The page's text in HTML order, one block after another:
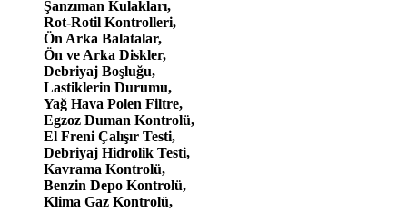
Şanzıman Kulakları,
Rot-Rotil Kontrolleri,
Ön Arka Balatalar,
Ön ve Arka Diskler,
Debriyaj Boşluğu,
Lastiklerin Durumu,
Yağ Hava Polen Filtre,
Egzoz Duman Kontrolü,
El Freni Çalışır Testi,
Debriyaj Hidrolik Testi,
Kavrama Kontrolü,
Benzin Depo Kontrolü,
Klima Gaz Kontrolü,